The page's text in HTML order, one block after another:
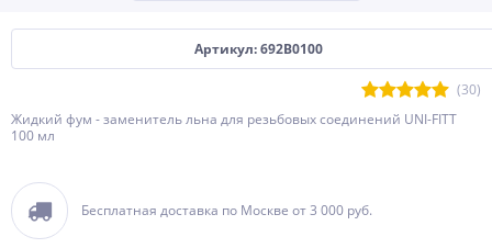
Артикул: 692B0100
(30)
Жидкий фум - заменитель льна для резьбовых соединений UNI-FITT
100 мл
Бесплатная доставка по Москве от 3 000 руб.